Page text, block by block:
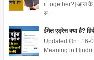
it together?] आज के
स...
ईमेल एड्रेस क्या है?
Updated On : 16-
Meaning in Hindi)